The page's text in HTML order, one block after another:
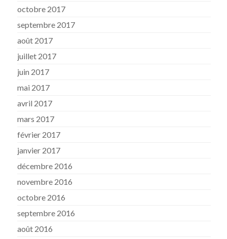
octobre 2017
septembre 2017
août 2017
juillet 2017
juin 2017
mai 2017
avril 2017
mars 2017
février 2017
janvier 2017
décembre 2016
novembre 2016
octobre 2016
septembre 2016
août 2016